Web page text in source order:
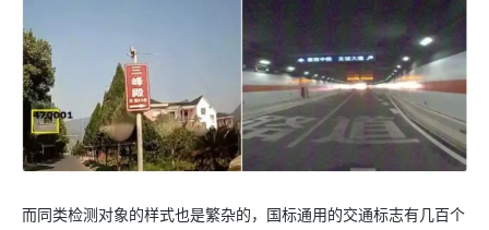
而同类检测对象的样式也是繁杂的，国标通用的交通标志有几百个